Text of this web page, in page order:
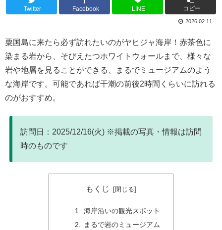
Twitter Facebook LINE コピー
2026.02.11
粟国島に来たら必ず訪れたいのがヤヒジャ海岸！赤茶色に
染まる岩から、そびえたつホワイトウォールまで、様々な
岩や地層を見ることができる、まるでミュージアムのよう
な海岸です。可能であれば干潮の前後2時間くらいに訪れる
のがおすすめ。
訪問日：2025/12/16(火) ※掲載の写真・情報は訪問
時のものです
もくじ
海岸沿いの観光スポット
まるで岩のミュージアム